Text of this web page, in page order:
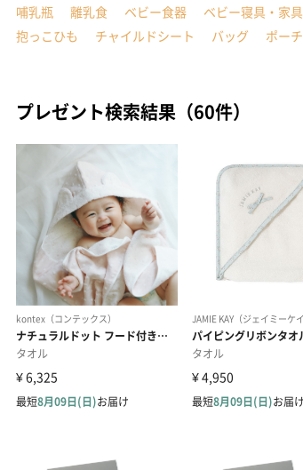
哺乳瓶 離乳食 ベビー食器 ベビー寝具・家具
抱っこひも
チャイルドシート バッグ ポーチ
プレゼント検索結果（60件）